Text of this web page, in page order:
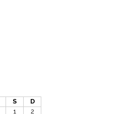
S
D
1
2